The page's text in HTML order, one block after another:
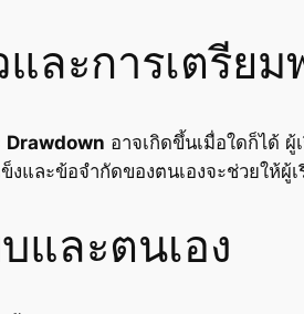
ละการเตรีย
Drawdown อาจเกิดขึ้นเมื่อใดก็ได้
งและข้อจำกัดของตนเองจะช่วยให้
และตนเอง